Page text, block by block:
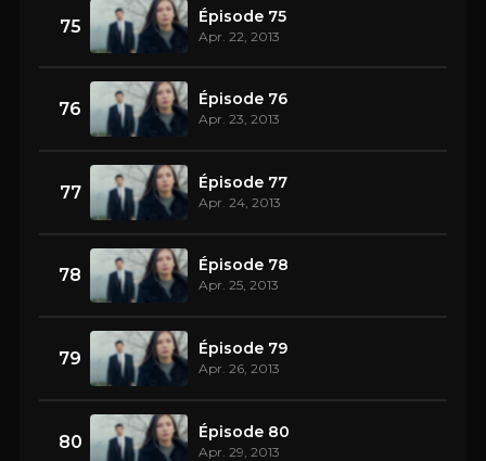
75 Épisode 75
Apr. 22, 2013
76 Épisode 76
Apr. 23, 2013
77 Épisode 77
Apr. 24, 2013
78 Épisode 78
Apr. 25, 2013
79 Épisode 79
Apr. 26, 2013
80 Épisode 80
Apr. 29, 2013